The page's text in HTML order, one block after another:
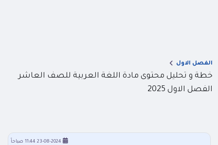
الفصل الاول
خطة و تحليل محتوى مادة اللغة العربية للصف العاشر
الفصل الاول 2025
23-08-2024 11:44 صباحاً